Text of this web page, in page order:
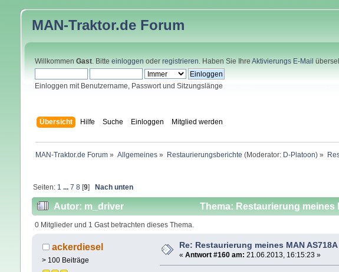
MAN-Traktor.de Forum
Willkommen Gast. Bitte einloggen oder registrieren. Haben Sie Ihre Aktivierungs E-Mail
Einloggen mit Benutzername, Passwort und Sitzungslänge
Übersicht Hilfe Suche Einloggen Mitglied werden
MAN-Traktor.de Forum » Allgemeines » Restaurierungsberichte (Moderator: D-Platoon) »
Seiten: 1 ...7 8 [9]Nach unten
Autor: m_driver Thema: Restaurierung meines
0 Mitglieder und 1 Gast betrachten dieses Thema.
ackerdiesel
> 100 Beiträge
Re: Restaurierung meines MAN
« Antwort #160 am: 21.06.2013, 16:15:23 »